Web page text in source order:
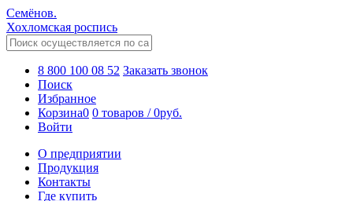
Семёнов.
Хохломская роспись
8 800 100 08 52 Заказать звонок
Поиск
Избранное
Корзина0 0 товаров /0руб.
Войти
О предприятии
Продукция
Контакты
Где купить